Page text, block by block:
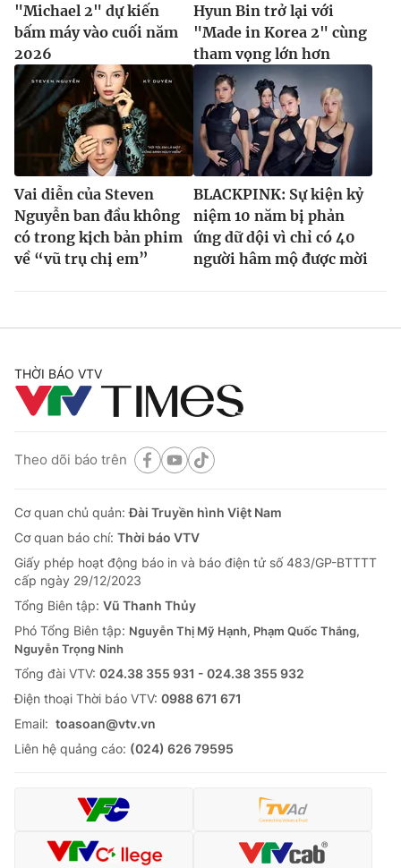
"Michael 2" dự kiến
bấm máy vào cuối năm
2026
Hyun Bin trở lại với
"Made in Korea 2" cùng
tham vọng lớn hơn
Vai diễn của Steven
Nguyễn ban đầu không
có trong kịch bản phim
về “vũ trụ chị em”
BLACKPINK: Sự kiện kỷ
niệm 10 năm bị phản
ứng dữ dội vì chỉ có 40
người hâm mộ được mời
THỜI BÁO VTV
Theo dõi báo trên
Cơ quan chủ quản:Đài Truyền hình Việt Nam
Cơ quan báo chí: Thời báo VTV
Giấy phép hoạt động báo in và báo điện tử số 483/GP-BTTTT
cấp ngày 29/12/2023
Tổng Biên tập: Vũ Thanh Thủy
Phó Tổng Biên tập: Nguyễn Thị Mỹ Hạnh, Phạm Quốc Thắng,
Nguyễn Trọng Ninh
Tổng đài VTV: 024.38 355 931 - 024.38 355 932
Ðiện thoại Thời báo VTV: 0988 671 671
Email: toasoan@vtv.vn
Liên hệ quảng cáo: (024) 626 79595